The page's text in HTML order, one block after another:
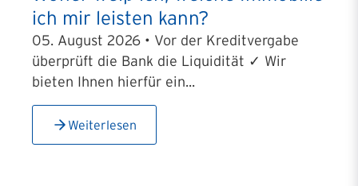
ich mir leisten kann?
05. August 2026 • Vor der Kreditvergabe
überprüft die Bank die Liquidität ✓ Wir
bieten Ihnen hierfür ein...
Weiterlesen